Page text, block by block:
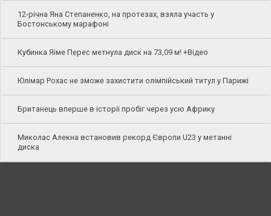
12-річна Яна Степаненко, на протезах, взяла участь у
Бостонському марафоні
Кубинка Яіме Перес метнула диск на 73,09 м! +Відео
Юлімар Рохас не зможе захистити олімпійський титул у Парижі
Британець вперше в історії пробіг через усю Африку
Миколас Алекна встановив рекорд Європи U23 у метанні
диска